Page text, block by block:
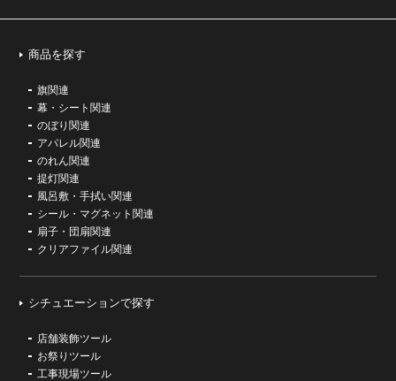
商品を探す
旗関連
幕・シート関連
のぼり関連
アパレル関連
のれん関連
提灯関連
風呂敷・手拭い関連
シール・マグネット関連
扇子・団扇関連
クリアファイル関連
シチュエーションで探す
店舗装飾ツール
お祭りツール
工事現場ツール